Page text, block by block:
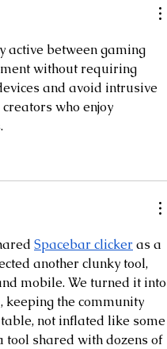
active between gaming
without requiring
and avoid intrusive
who enjoy
Spacebar clicker as a
another clunky tool,
mobile. We turned it into
keeping the community
not inflated like some
tool shared with dozens of